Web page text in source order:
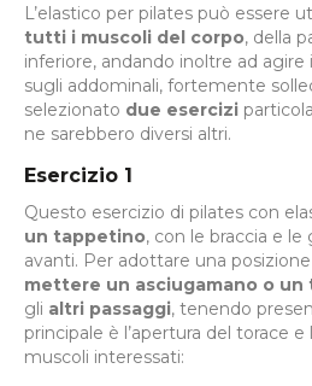
L’elastico per pilates può essere
tutti i muscoli del corpo, della
inferiore, andando inoltre ad agire
sugli addominali, fortemente
selezionato due esercizi
ne sarebbero diversi altri.
Esercizio 1
Questo esercizio di pilates con
un tappetino, con le braccia e
avanti. Per adottare una
mettere un asciugamano o un
gli altri passaggi, tenendo
principale è l’apertura del torace
muscoli interessati: